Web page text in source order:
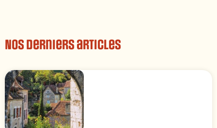
Nos derniers articles